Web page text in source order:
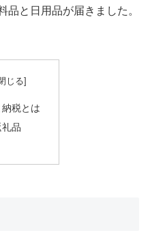
品と日用品が届きました。
税とは
品